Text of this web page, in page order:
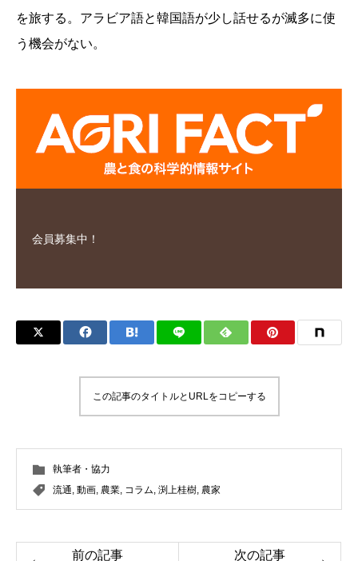
を旅する。アラビア語と韓国語が少し話せるが滅多に使
う機会がない。
会員募集中！
この記事のタイトルとURLをコピーする
執筆者・協力
流通, 動画, 農業, コラム, 渕上桂樹, 農家
前の記事 次の記事